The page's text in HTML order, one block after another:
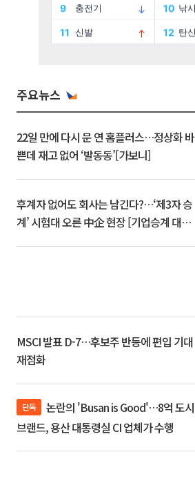
주요뉴스
22일 만에 다시 문 연 홈플러스…정상화 바
쁜데 재고 없어 ‘발동동’[가보니]
후계자 없어도 회사는 남긴다?…‘제3자 승
계’ 시험대 오른 中企 현장 [기업승계 대전
MSCI 발표 D-7…후보주 반등에 편입 기대
재점화
단독
브랜드, 용산 대통령실 CI 업체가 수행